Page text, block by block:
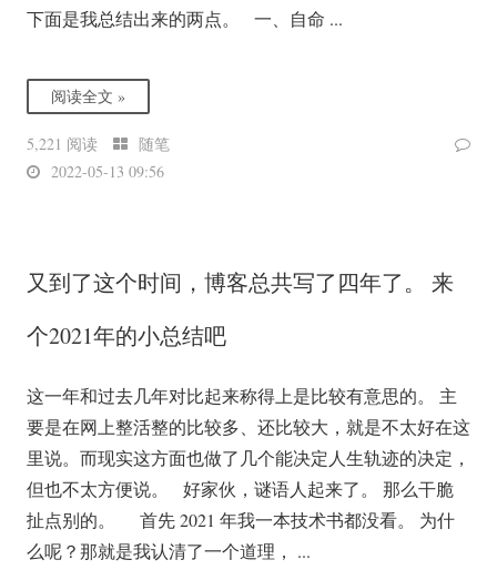
下面是我总结出来的两点。 一、自命 ...
阅读全文 »
5,221 阅读
随笔
2022-05-13 09:56
又到了这个时间，博客总共写了四年了。 来
个2021年的小总结吧
这一年和过去几年对比起来称得上是比较有意思的。 主
要是在网上整活整的比较多、还比较大，就是不太好在这
里说。而现实这方面也做了几个能决定人生轨迹的决定，
但也不太方便说。 好家伙，谜语人起来了。 那么干脆
扯点别的。 首先 2021 年我一本技术书都没看。 为什
么呢？那就是我认清了一个道理， ...